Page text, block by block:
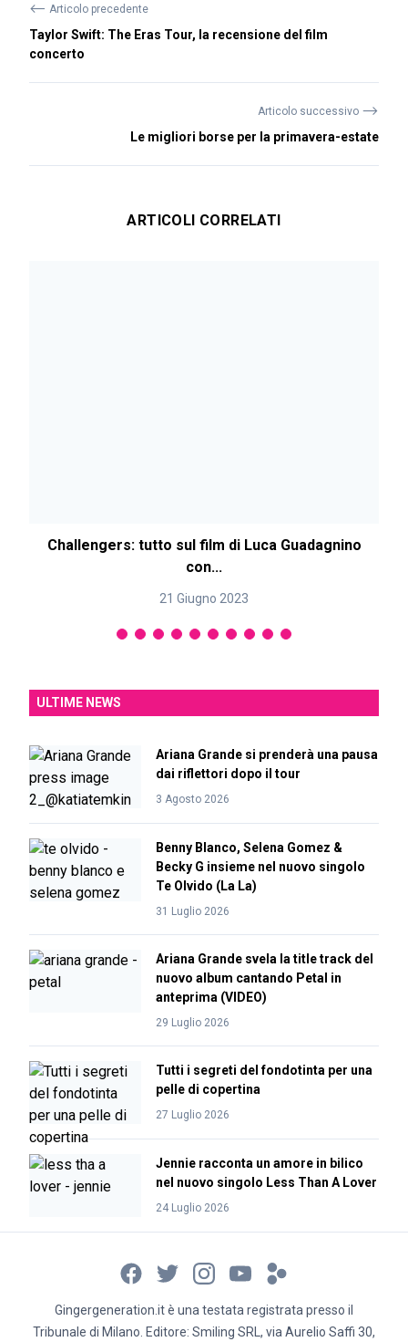
⟵ Articolo precedente
Taylor Swift: The Eras Tour, la recensione del film
concerto
Articolo successivo ⟶
Le migliori borse per la primavera-estate
ARTICOLI CORRELATI
Challengers: tutto sul film di Luca Guadagnino
con...
21 Giugno 2023
ULTIME NEWS
Ariana Grande si prenderà una pausa
dai riflettori dopo il tour
3 Agosto 2026
Benny Blanco, Selena Gomez &
Becky G insieme nel nuovo singolo
Te Olvido (La La)
31 Luglio 2026
Ariana Grande svela la title track del
nuovo album cantando Petal in
anteprima (VIDEO)
29 Luglio 2026
Tutti i segreti del fondotinta per una
pelle di copertina
27 Luglio 2026
Jennie racconta un amore in bilico
nel nuovo singolo Less Than A Lover
24 Luglio 2026
Gingergeneration.it è una testata registrata presso il
Tribunale di Milano. Editore: Smiling SRL, via Aurelio Saffi 30,